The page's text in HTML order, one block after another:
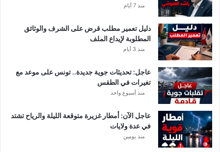
منذ 7 أيام
دليل تعمير مطلب قرض على الشرف والوثائق
المطلوبة لإيداع الملف
منذ 3 أيام
عاجل: تحديثات جوية جديدة.. تونس على موعد مع
تغيرات في الطقس
منذ أسبوع واحد
عاجل الآن: أمطار غزيرة متوقعة الليلة والرياح تشتد
في عدة ولايات
منذ يومين